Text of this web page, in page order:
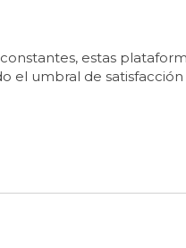
estas
el umbral de